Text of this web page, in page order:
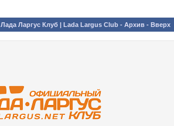
Лада Ларгус Клуб | Lada Largus Club - Архив - Вверх